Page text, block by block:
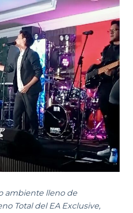
ambiente lleno de
Total del EA Exclusive,